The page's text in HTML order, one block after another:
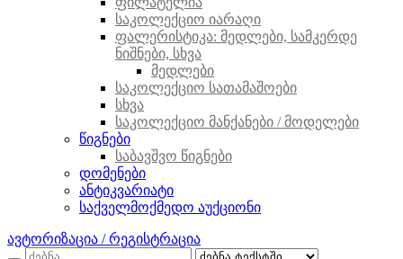
საკოლექციო იარაღი
ფალერისტიკა: მედლები, სამკერდე
ნიშნები, სხვა
მედლები
საკოლექციო სათამაშოები
სხვა
საკოლექციო მანქანები / მოდელები
წიგნები
საბავშვო წიგნები
დომენები
ანტიკვარიატი
საქველმოქმედო აუქციონი
ავტორიზაცია / რეგისტრაცია